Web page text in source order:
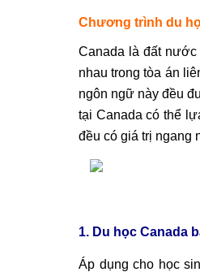
Chương trình du
Canada là đất
nhau trong tòa án
ngôn ngữ này đều
tại Canada có thể
đều có giá trị ngang
1. Du học Canada
Áp dụng cho học